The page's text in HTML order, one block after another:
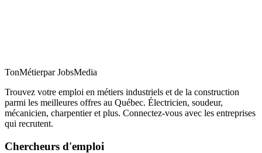
TonMétierpar JobsMedia
Trouvez votre emploi en métiers industriels et de la construction
parmi les meilleures offres au Québec. Électricien, soudeur,
mécanicien, charpentier et plus. Connectez-vous avec les entreprises
qui recrutent.
Chercheurs d'emploi